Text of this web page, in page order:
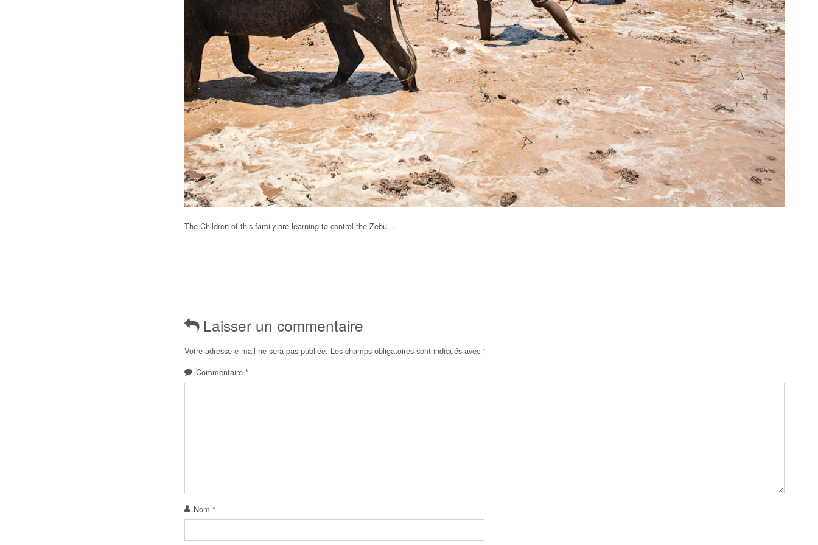
The Children of this family are learning to control the Zebu…
Laisser un commentaire
Votre adresse e-mail ne sera pas publiée. Les champs obligatoires sont indiqués avec *
Commentaire *
Nom *